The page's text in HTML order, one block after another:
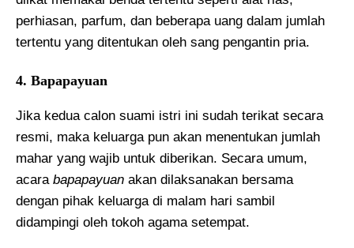
perhiasan, parfum, dan beberapa uang dalam jumlah
tertentu yang ditentukan oleh sang pengantin pria.
4. Bapapayuan
Jika kedua calon suami istri ini sudah terikat secara
resmi, maka keluarga pun akan menentukan jumlah
mahar yang wajib untuk diberikan. Secara umum,
acara bapapayuan akan dilaksanakan bersama
dengan pihak keluarga di malam hari sambil
didampingi oleh tokoh agama setempat.